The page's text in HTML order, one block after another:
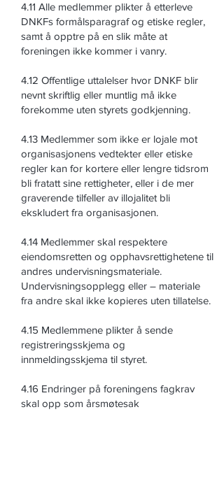
4.11 Alle medlemmer plikter å etterleve
DNKFs formålsparagraf og etiske regler,
samt å opptre på en slik måte at
foreningen ikke kommer i vanry.
4.12 Offentlige uttalelser hvor DNKF blir
nevnt skriftlig eller muntlig må ikke
forekomme uten styrets godkjenning.
4.13 Medlemmer som ikke er lojale mot
organisasjonens vedtekter eller etiske
regler kan for kortere eller lengre tidsrom
bli fratatt sine rettigheter, eller i de mer
graverende tilfeller av illojalitet bli
ekskludert fra organisasjonen.
4.14 Medlemmer skal respektere
eiendomsretten og opphavsrettighetene til
andres undervisningsmateriale.
Undervisningsopplegg eller – materiale
fra andre skal ikke kopieres uten tillatelse.
4.15 Medlemmene plikter å sende
registreringsskjema og
innmeldingsskjema til styret.
4.16 Endringer på foreningens fagkrav
skal opp som årsmøtesak